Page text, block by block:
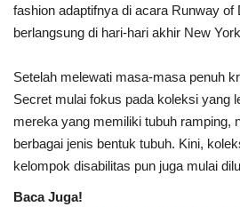
fashion adaptifnya di acara Runway of
berlangsung di hari-hari akhir New
Setelah melewati masa-masa penuh
Secret mulai fokus pada koleksi yang
mereka yang memiliki tubuh ramping,
berbagai jenis bentuk tubuh. Kini,
kelompok disabilitas pun juga mulai
Baca Juga!